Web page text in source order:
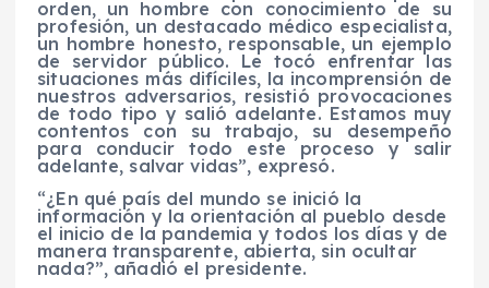
orden, un hombre con conocimiento de su
profesión, un destacado médico especialista,
un hombre honesto, responsable, un ejemplo
de servidor público. Le tocó enfrentar las
situaciones más difíciles, la incomprensión de
nuestros adversarios, resistió provocaciones
de todo tipo y salió adelante. Estamos muy
contentos con su trabajo, su desempeño
para conducir todo este proceso y salir
adelante, salvar vidas”, expresó.
“¿En qué país del mundo se inició la
información y la orientación al pueblo desde
el inicio de la pandemia y todos los días y de
manera transparente, abierta, sin ocultar
nada?”, añadió el presidente.